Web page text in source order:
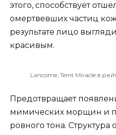
этого, способствует
омертвевших частиц
результате лицо
красивым.
Lancome, Teint Miracle в
Предотвращает
мимических морщин и
ровного тона.